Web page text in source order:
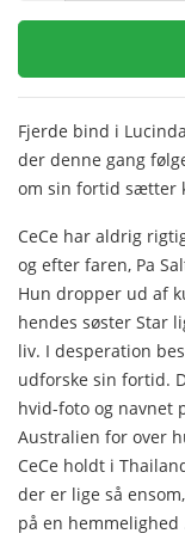
Fjerde bind i
der denne gang
om sin fortid sætter
CeCe har aldrig
og efter faren, Pa
Hun dropper ud af
hendes søster Star
liv. I desperation
udforske sin fortid.
hvid-foto og navnet
Australien for over
CeCe holdt i
der er lige så
på en hemmelighed